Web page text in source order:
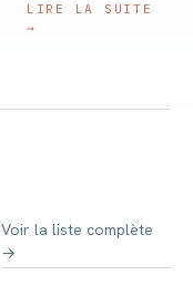
LIRE LA SUITE
→
Voir la liste complète
→